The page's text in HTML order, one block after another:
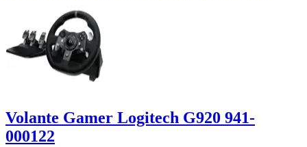
Volante Gamer Logitech G920 941-
000122